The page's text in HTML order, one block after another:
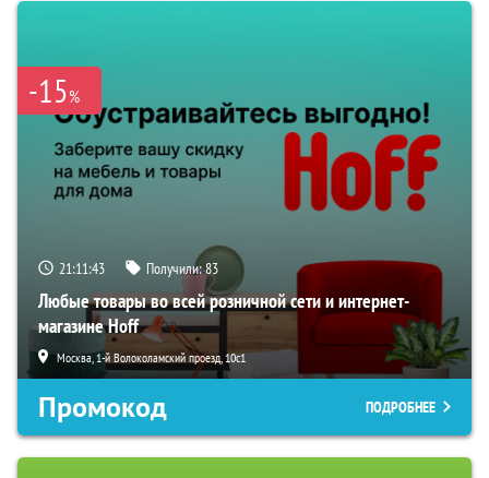
-15%
21:11:42 Получили:83
Любые товары во всей розничной сети и интернет-
магазине Hoff
Москва, 1-й Волоколамский проезд, 10с1
Промокод ПОДРОБНЕЕ